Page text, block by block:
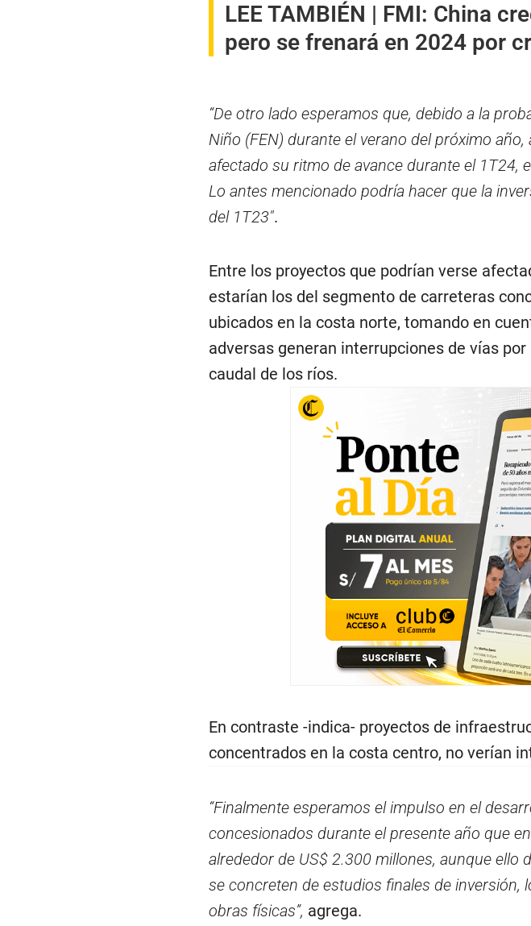
LEE TAMBIÉN | FMI: China
pero se frenará en 2024 por
“De otro lado esperamos que, debido a la
Niño (FEN) durante el verano del próximo
afectado su ritmo de avance durante el 1T24,
Lo antes mencionado podría hacer que la
del 1T23″.
Entre los proyectos que podrían verse
estarían los del segmento de carreteras
ubicados en la costa norte, tomando en
adversas generan interrupciones de vías
caudal de los ríos.
En contraste -indica- proyectos de
concentrados en la costa centro, no verían
“Finalmente esperamos el impulso en el
concesionados durante el presente año que
alrededor de US$ 2.300 millones, aunque ello
se concreten de estudios finales de inversión,
obras físicas”, agrega.